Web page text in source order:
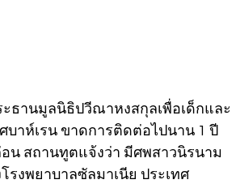
ะธานมูลนิธิปวีณาหงสกุลเพื่อเด็กและ
บาห์เรน ขาดการติดต่อไปนาน 1 ปี
น สถานทูตแจ้งว่า มีศพสาวนิรนาม
รงพยาบาลซัลมาเนีย ประเทศ